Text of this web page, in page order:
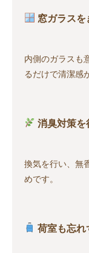
窓ガラスを
内側のガラスも
るだけで清潔感
消臭対策を
換気を行い、無
めです。
荷室も忘れ